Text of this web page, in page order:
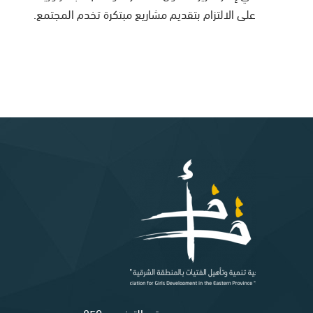
على الالتزام بتقديم مشاريع مبتكرة تخدم المجتمع.